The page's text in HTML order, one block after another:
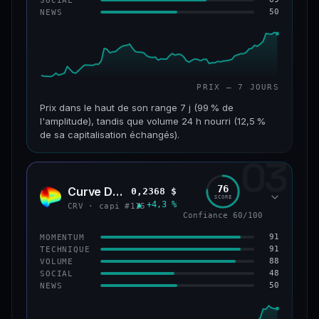
CONFIANCE 61/100
NEWS 50
PRIX — 7 JOURS
Prix dans le haut de son range 7 j (99 % de
l'amplitude), tandis que volume 24 h nourri (12,5 %
de sa capitalisation échangés).
CAP. MARCHÉ VOLUME 24 H
VAR. 7 J VAR. 30 J
+82,3 %
VS ATH
−69,6 % #65
CONFIANCE 66/100
03
CRV Curve DAO
CRV · capi #115
0,2368 $
▲ +4,3 %
76
SCORE
Confiance 60/100
MOMENTUM 91
TECHNIQUE 91
VOLUME 88
SOCIAL 48
NEWS 50